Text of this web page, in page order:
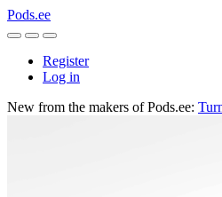
Pods.ee
Register
Log in
New from the makers of Pods.ee: